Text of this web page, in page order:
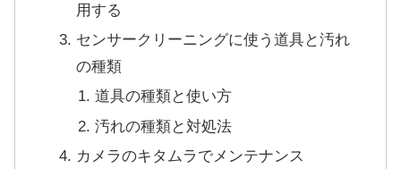
用する
センサークリーニングに使う道具と汚れ
の種類
道具の種類と使い方
汚れの種類と対処法
カメラのキタムラでメンテナンス